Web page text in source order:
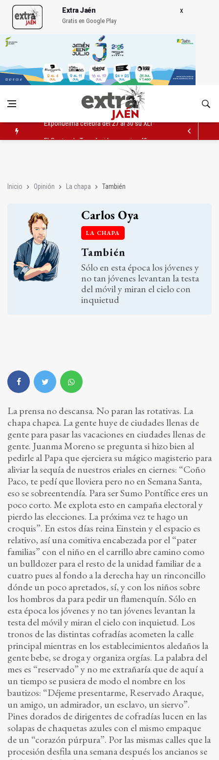
Extra Jaén
Gratis en Google Play
El Centro de Transfusión organiza 42 colectas de sangre en
Inicio Opinión La chapa También
Carlos Oya
LA CHAPA
También
Sólo en esta época los jóvenes y
no tan jóvenes levantan la testa
del móvil y miran el cielo con
inquietud
La prensa no descansa. No paran las rotativas. La
chapa chapea. La gente huye de ciudades llenas de
gente para pasar las vacaciones en ciudades llenas de
gente. Juanma Moreno se pregunta si hizo bien al
pedirle al Papa que ejerciera su mágico magisterio para
aliviar la sequía de nuestros eriales en ciernes: “Coño
Paco, te pedí que lloviera pero no en Semana Santa,
eso se sobreentendía. Para ser Sumo Pontífice eres un
poco corto. Me explota esto en campaña electoral y
pierdo las elecciones. La próxima vez te hago un
croquis”. En estos días reina Einstein y el espacio es
relativo, así una comitiva encabezada por el “pater
familias” con el niño en el carrillo abre camino como
un bulldozer para el resto de la unidad familiar de a
cuatro pues al fondo a la derecha hay un rinconcillo
dónde un poco apretados, sí, y con los niños sobre
los hombros da para pedir un flamenquín. Sólo en
esta época los jóvenes y no tan jóvenes levantan la
testa del móvil y miran el cielo con inquietud. Los
tronos de las distintas cofradías acometen la calle
principal mientras en los establecimientos aledaños la
gente bebe, se droga y organiza orgías. La palabra del
mes es “reservado” y no me extrañaría que de aquí a
un tiempo se pusiera de modo el nombre en los
bautizos: “Déjeme presentarme, Reservado Araque,
un amigo, un admirador, un esclavo, un siervo”.
Pines dorados de dirigentes de cofradías lucen en las
solapas de chaquetas azules con el mismo empaque
de un “corazón púrpura”. Por las mismas calles que la
procesión desfila una semana después los ancianos se